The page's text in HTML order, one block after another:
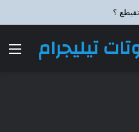
تيليجرام